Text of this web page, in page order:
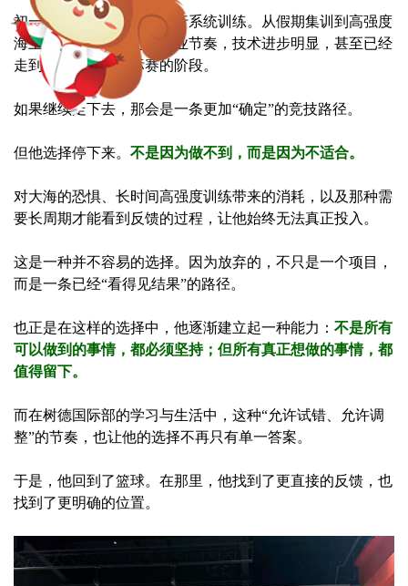
初一开始，他前往海南进行系统训练。从假期集训到高强度
海上训练，他很快进入专业节奏，技术进步明显，甚至已经
走到了备战世界锦标赛的阶段。
如果继续走下去，那会是一条更加“确定”的竞技路径。
但他选择停下来。 不是因为做不到，而是因为不适合。
对大海的恐惧、长时间高强度训练带来的消耗，以及那种需
要长周期才能看到反馈的过程，让他始终无法真正投入。
这是一种并不容易的选择。因为放弃的，不只是一个项目，
而是一条已经“看得见结果”的路径。
也正是在这样的选择中，他逐渐建立起一种能力： 不是所有
可以做到的事情，都必须坚持；但所有真正想做的事情，都
值得留下。
而在树德国际部的学习与生活中，这种“允许试错、允许调
整”的节奏，也让他的选择不再只有单一答案。
于是，他回到了篮球。在那里，他找到了更直接的反馈，也
找到了更明确的位置。